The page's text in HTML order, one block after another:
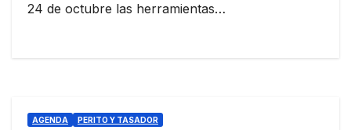
24 de octubre las herramientas…
AGENDA PERITO Y TASADOR